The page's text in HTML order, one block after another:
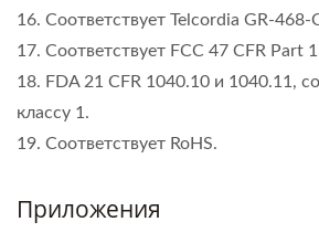
16. Соответствует Telcordia GR-468-
17. Соответствует FCC 47 CFR Part
18. FDA 21 CFR 1040.10 и 1040.11,
классу 1.
19. Соответствует RoHS.
Приложения